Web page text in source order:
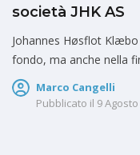
società JHK AS
Johannes Høsflot
fondo, ma anche nella
Marco Cangelli
Pubblicato il 9